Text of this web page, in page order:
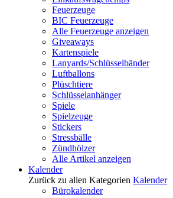
Feuerzeuge
BIC Feuerzeuge
Alle Feuerzeuge anzeigen
Giveaways
Kartenspiele
Lanyards/Schlüsselbänder
Luftballons
Plüschtiere
Schlüsselanhänger
Spiele
Spielzeuge
Stickers
Stressbälle
Zündhölzer
Alle Artikel anzeigen
Kalender
Zurück zu allen Kategorien Kalender
Bürokalender